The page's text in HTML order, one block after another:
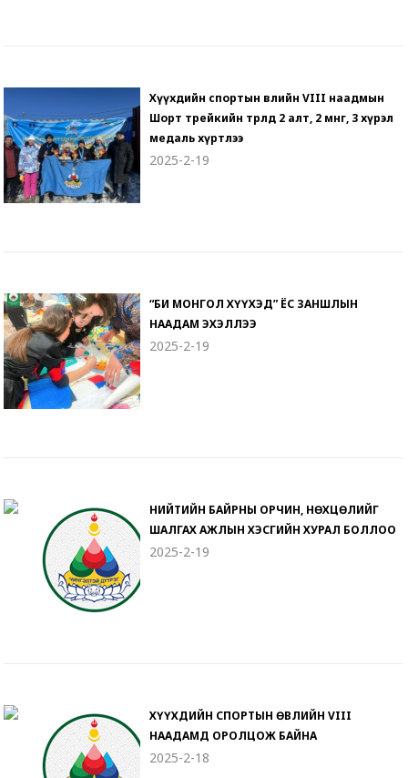
Хүүхдийн спортын өвлийн VIII наадмын
Шорт трейкийн төрөлд 2 алт, 2 мөнгө, 3 хүрэл
медаль хүртлээ
2025-2-19
“БИ МОНГОЛ ХҮҮХЭД” ЁС ЗАНШЛЫН
НААДАМ ЭХЭЛЛЭЭ
2025-2-19
НИЙТИЙН БАЙРНЫ ОРЧИН, НӨХЦӨЛИЙГ
ШАЛГАХ АЖЛЫН ХЭСГИЙН ХУРАЛ БОЛЛОО
2025-2-19
ХҮҮХДИЙН СПОРТЫН ӨВЛИЙН VIII
НААДАМД ОРОЛЦОЖ БАЙНА
2025-2-18